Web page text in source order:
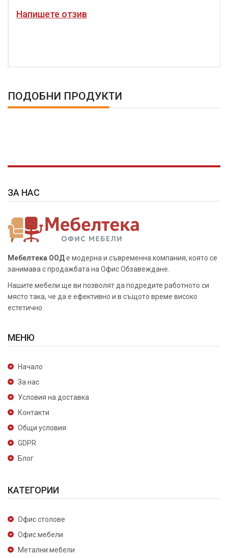
Напишете отзив
ПОДОБНИ ПРОДУКТИ
ЗА НАС
Мебелтека ООДе модерна и съвременна компания, която се
занимава с продажбата на Офис Обзавеждане.
Нашите мебели ще ви позволят да подредите работното си
място така, че да е ефективно и в същото време високо
естетично.
МЕНЮ
Начало
За нас
Условия на доставка
Контакти
Общи условия
GDPR
Блог
КАТЕГОРИИ
Офис столове
Офис мебели
Метални мебели